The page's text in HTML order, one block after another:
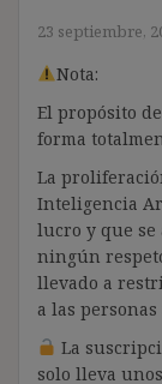
23 septiembre,
Nota:
El propósito
forma
La
Inteligencia
lucro y que
ningún
llevado a
a las personas
La
solo lleva